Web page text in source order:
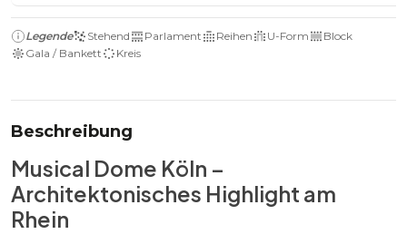
Legende Stehend Parlament Reihen U-Form
Block
Gala / Bankett
Kreis
Beschreibung
Musical Dome Köln –
Architektonisches Highlight am
Rhein